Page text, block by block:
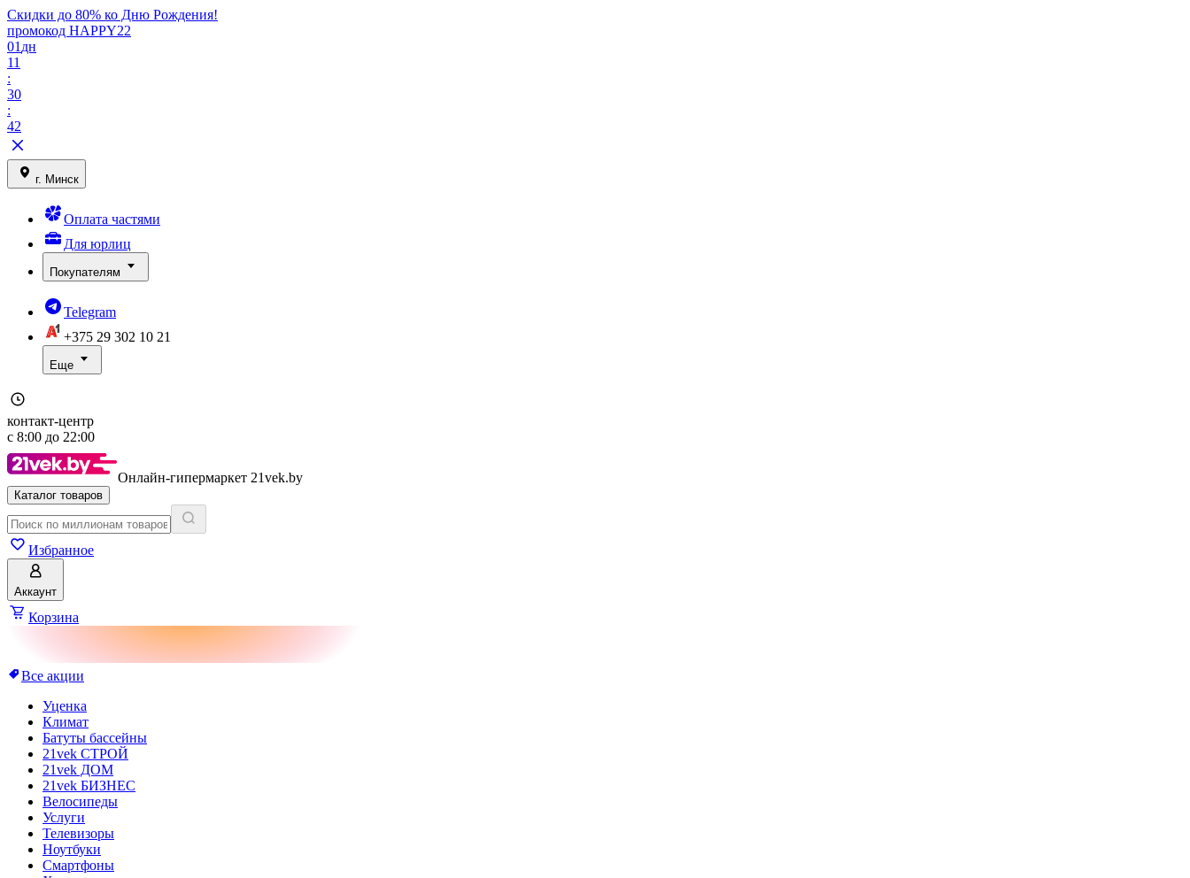
Скидки до 80% ко Дню Рождения!
промокод HAPPY22
01 дн
11
:
30
:
42
г. Минск
Оплата частями
Для юрлиц
Покупателям
Telegram
+375 29 302 10 21
Еще
контакт-центр
с 8:00 до 22:00
Онлайн-гипермаркет 21vek.by
Каталог товаров
Избранное
Аккаунт
Корзина
Все акции
Уценка
Климат
Батуты бассейны
21vek СТРОЙ
21vek ДОМ
21vek БИЗНЕС
Велосипеды
Услуги
Телевизоры
Ноутбуки
Смартфоны